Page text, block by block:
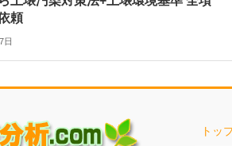
頼
日
トッ